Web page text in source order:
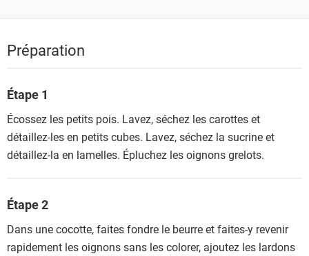
Préparation
Étape 1
Écossez les petits pois. Lavez, séchez les carottes et
détaillez-les en petits cubes. Lavez, séchez la sucrine et
détaillez-la en lamelles. Épluchez les oignons grelots.
Étape 2
Dans une cocotte, faites fondre le beurre et faites-y revenir
rapidement les oignons sans les colorer, ajoutez les lardons